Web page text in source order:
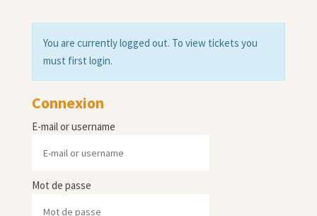
You are currently logged out. To view tickets you
must first login.
Connexion
E-mail or username
Mot de passe